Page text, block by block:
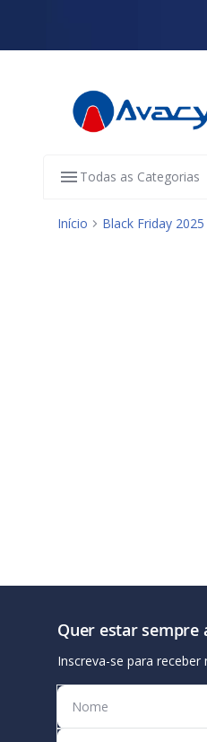
Todas as Categorias
Início Black Friday
Quer estar sempre
Inscreva-se para